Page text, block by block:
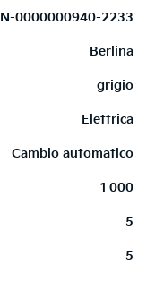
N-0000000940-2233
Berlina
grigio
Elettrica
Cambio automatico
1 000
5
5